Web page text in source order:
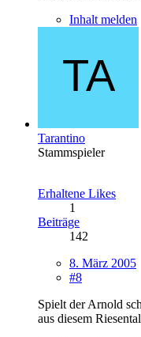
Inhalt melden
Tarantino
Stammspieler
Erhaltene Likes
1
Beiträge
142
8. März 2005
#8
Spielt der Arnold
aus diesem